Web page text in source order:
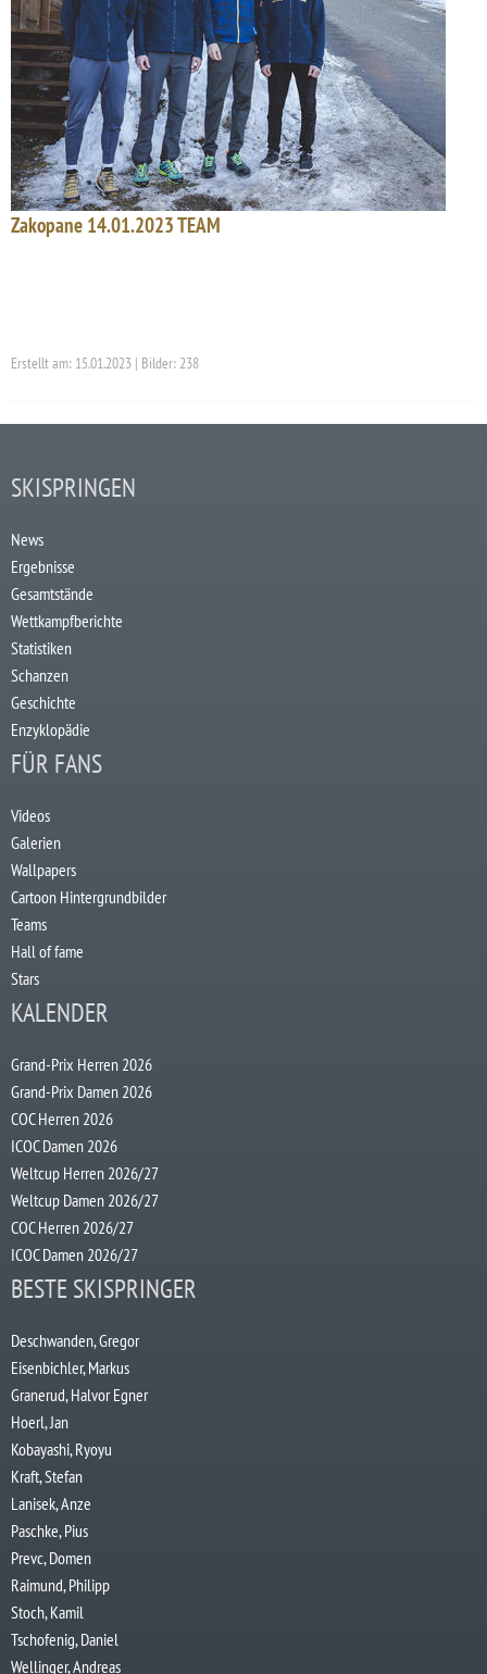
Zakopane 14.01.2023 TEAM
Erstellt am: 15.01.2023 | Bilder: 238
SKISPRINGEN
News
Ergebnisse
Gesamtstände
Wettkampfberichte
Statistiken
Schanzen
Geschichte
Enzyklopädie
FÜR FANS
Videos
Galerien
Wallpapers
Cartoon Hintergrundbilder
Teams
Hall of fame
Stars
KALENDER
Grand-Prix Herren 2026
Grand-Prix Damen 2026
COC Herren 2026
ICOC Damen 2026
Weltcup Herren 2026/27
Weltcup Damen 2026/27
COC Herren 2026/27
ICOC Damen 2026/27
BESTE SKISPRINGER
Deschwanden, Gregor
Eisenbichler, Markus
Granerud, Halvor Egner
Hoerl, Jan
Kobayashi, Ryoyu
Kraft, Stefan
Lanisek, Anze
Paschke, Pius
Prevc, Domen
Raimund, Philipp
Stoch, Kamil
Tschofenig, Daniel
Wellinger, Andreas